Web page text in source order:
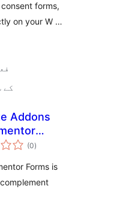
forms,
on your W …
Addons
(0مجموعی
درجہ
)
Forms is